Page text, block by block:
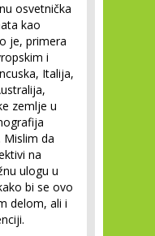
osvetnička
kao
je, primera
i
Italija,
zemlje u
Mislim da
na
ulogu u
bi se ovo
delom, ali i